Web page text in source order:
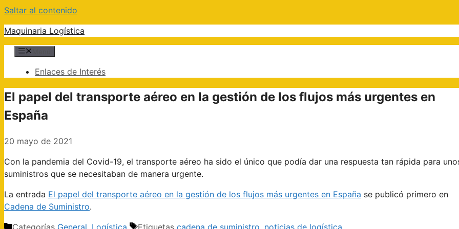
Saltar al contenido
Maquinaria Logística
Enlaces de Interés
El papel del transporte aéreo en la gestión de los flujos más urgentes en
España
20 mayo de 2021
Con la pandemia del Covid-19, el transporte aéreo ha sido el único que podía dar una respuesta tan rápida para
suministros que se necesitaban de manera urgente.
La entrada El papel del transporte aéreo en la gestión de los flujos más urgentes en España se publicó primero en
Cadena de Suministro.
Categorías General Logística Etiquetas cadena de suministro noticias de logística